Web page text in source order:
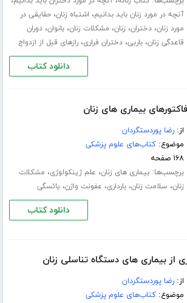
آنچه در مورد زنان باید بدانیم، اشتباه زنان،حقایقی در
مورد زنان،دختران، زنان، مشکلات زنان،بانوان،دوران
قاعدگی زنان،باربی،دختران فراری،رازهای قبل از ازدواج
دانلود کتاب
بیماری های زنان
از:رضا پوردستگردان
موضوع:کتاب‌های علوم پزشکی
۱۶۸ صفحه
برچسب‌ها:بیماری های زنان، علم ژینکولوژی، مشکلات
زنان، سلامت زنان،بارداری، عفونت واژن، یائسگی
دانلود کتاب
از بیماری های دستگاه تناسلی زنان
از:رضا پوردستگردان
موضوع:کتاب‌های علوم پزشکی